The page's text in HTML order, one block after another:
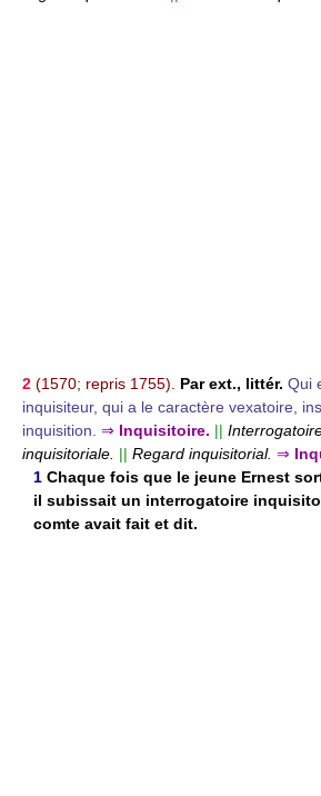
2 (1570; repris 1755). Par ext., littér. Qui
inquisiteur, qui a le caractère vexatoire,
inquisition. ⇒ Inquisitoire. ||
inquisitoriale. || Regard inquisitorial. ⇒
1 Chaque fois que le jeune Ernest
il subissait un interrogatoire
comte avait fait et dit.